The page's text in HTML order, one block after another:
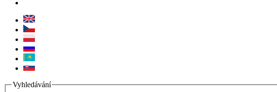
Vyhledávání